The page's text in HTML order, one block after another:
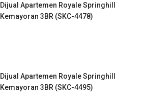
Dijual Apartemen Royale Springhill
Kemayoran 3BR (SKC-4478)
Dijual Apartemen Royale Springhill
Kemayoran 3BR (SKC-4495)